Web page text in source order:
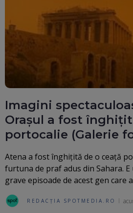
Imagini
Orașul a fost
portocalie (Galerie
Atena a fost înghițită de o ceață
furtuna de praf adus din Sahara.
grave episoade de acest gen care
REDACȚIA SPOTMEDIA.RO